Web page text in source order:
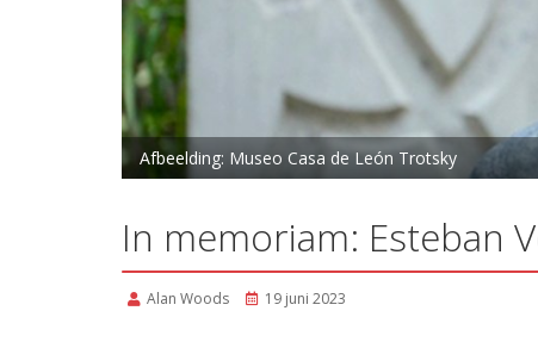
Afbeelding: Museo Casa de León Trotsky
In memoriam: Esteban
Alan Woods 19 juni 2023